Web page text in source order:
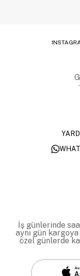
İş günlerinde
aynı gün
özel günlerde